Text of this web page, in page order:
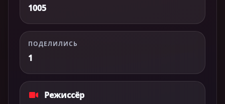
1005
ПОДЕЛИЛИСЬ
1
Режиссёр